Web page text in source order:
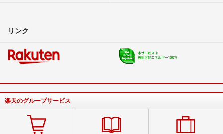
リンク
楽天のグループサービス